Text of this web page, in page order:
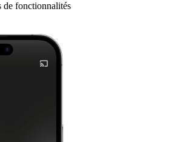
de fonctionnalités